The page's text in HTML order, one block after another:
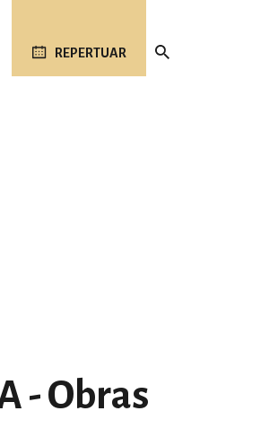
REPERTUAR
- Obras